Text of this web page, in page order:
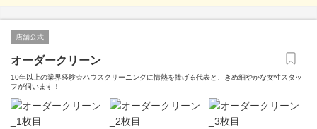
店舗公式
オーダークリーン
10年以上の業界経験☆ハウスクリーニングに情熱を捧げる代表と、きめ細やかな女性スタッ
フが伺います！